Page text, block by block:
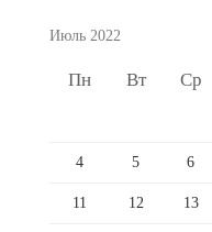
Июль 2022
Пн Вт Ср
4 5 6
11 12 13